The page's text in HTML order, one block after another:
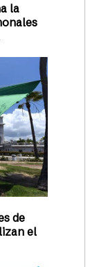
la
de
el